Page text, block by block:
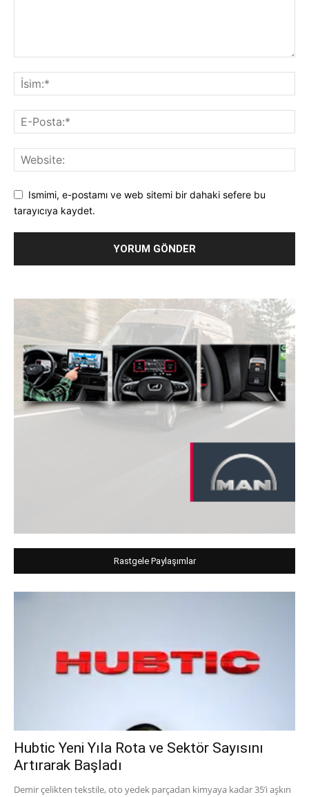
Ismimi, e-postamı ve web sitemi bir dahaki sefere bu
tarayıcıya kaydet.
Rastgele Paylaşımlar
Hubtic Yeni Yıla Rota ve Sektör Sayısını
Artırarak Başladı
Demir çelikten tekstile, oto yedek parçadan kimyaya kadar 35’i aşkın